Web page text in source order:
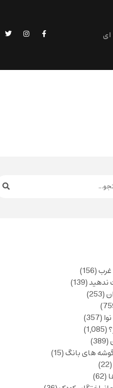
غرب(156)
ندهید(139)
(253)
(357)
(1,085)
(389)
های بانگ(15)
(22)
(62)